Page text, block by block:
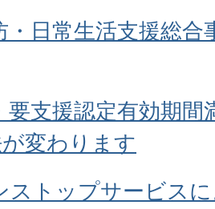
・日常生活支援総
要支援認定有効期間
変わります
ストップサービス